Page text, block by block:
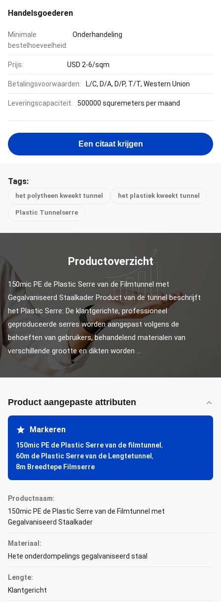
Handelsgoederen
Minimale
bestelhoeveelheid:
Onderhandeling
Prijs: USD 2-6/sqm
Betalingsvoorwaarden: L/C, D/A, D/P, T/T, Western Union
Leveringscapaciteit: 500000 squremeters per maand
Een citaat krijgen
Tags:
het polytheen kweekt tunnel het plastiek kweekt tunnel
Plastic Tunnelserre
Productoverzicht
150mic PE de Plastic Serre van de Filmtunnel met
Gegalvaniseerd Staalkader Product van de tunnel beschrijft
het Plastic Serre: De klantgerichte, professioneel
geproduceerde serres worden aangepast volgens de
behoeften van gebruikers, behandelend materialen van
verschillende grootte en dikten worden ...
Product aangepaste attributen
Markeren
150mic PE de Plastic Serre van de filmtunnel ,
60m de Plastic Serre van de Lengtetunnel ,
8m Breedtepe Filmserre
Productnaam:
150mic PE de Plastic Serre van de Filmtunnel met
Gegalvaniseerd Staalkader
Materiaal:
Hete onderdompelings gegalvaniseerd staal
Lengte:
Klantgericht